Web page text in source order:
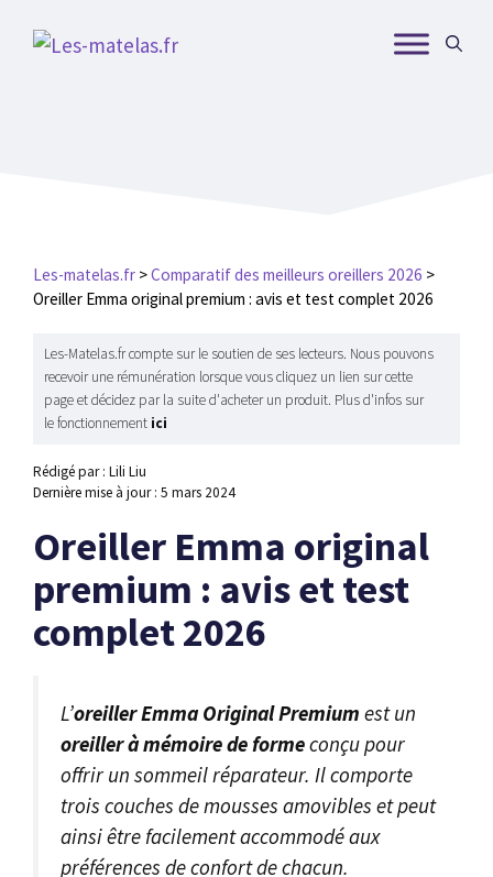
Les-matelas.fr >Comparatif des meilleurs oreillers 2026 >
Oreiller Emma original premium : avis et test complet 2026
Les-Matelas.fr compte sur le soutien de ses lecteurs. Nous pouvons
recevoir une rémunération lorsque vous cliquez un lien sur cette
page et décidez par la suite d'acheter un produit. Plus d'infos sur
le fonctionnement ici
Rédigé par : Lili Liu
Dernière mise à jour : 5 mars 2024
Oreiller Emma original
premium : avis et test
complet 2026
L’oreiller Emma Original Premium est un
oreiller à mémoire de formeconçu pour
offrir un sommeil réparateur. Il comporte
trois couches de mousses amovibles et peut
ainsi être facilement accommodé aux
préférences de confort de chacun.